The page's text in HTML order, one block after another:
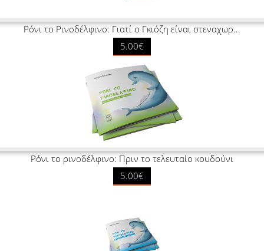
Ρόνι το Ρινοδέλφινο: Γιατί ο Γκιόζη είναι στεναχωρ...
5.00€
Ρόνι το ρινοδέλφινο: Πριν το τελευταίο κουδούνι
5.00€